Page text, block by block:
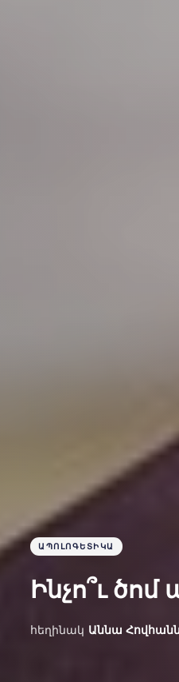
ԱՊՈԼՈԳԵՏԻԿԱ
Ինչո՞ւ
հեղինակ Աննա